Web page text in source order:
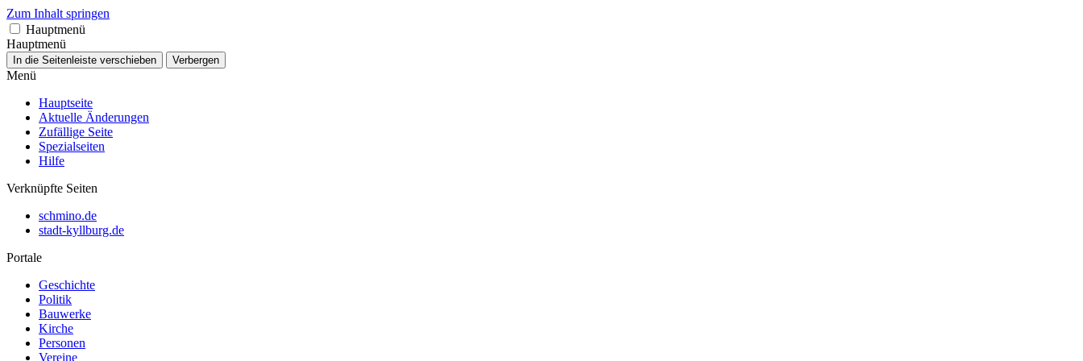
Zum Inhalt springen
Hauptmenü
Hauptmenü
In die Seitenleiste verschieben Verbergen
Menü
Hauptseite
Aktuelle Änderungen
Zufällige Seite
Spezialseiten
Hilfe
Verknüpfte Seiten
schmino.de
stadt-kyllburg.de
Portale
Geschichte
Politik
Bauwerke
Kirche
Personen
Vereine